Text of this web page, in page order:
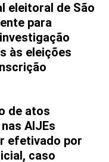
eleitoral de São
para
às eleições
de atos
AIJEs
efetivado por
caso